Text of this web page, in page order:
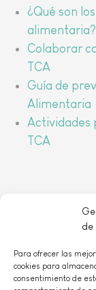
de
Para ofrecer las
cookies para
consentimiento de
C/
¿Qué son
alimentaria?
Colaborar
TCA
Guía de
Alimentaria
Actividades
TCA